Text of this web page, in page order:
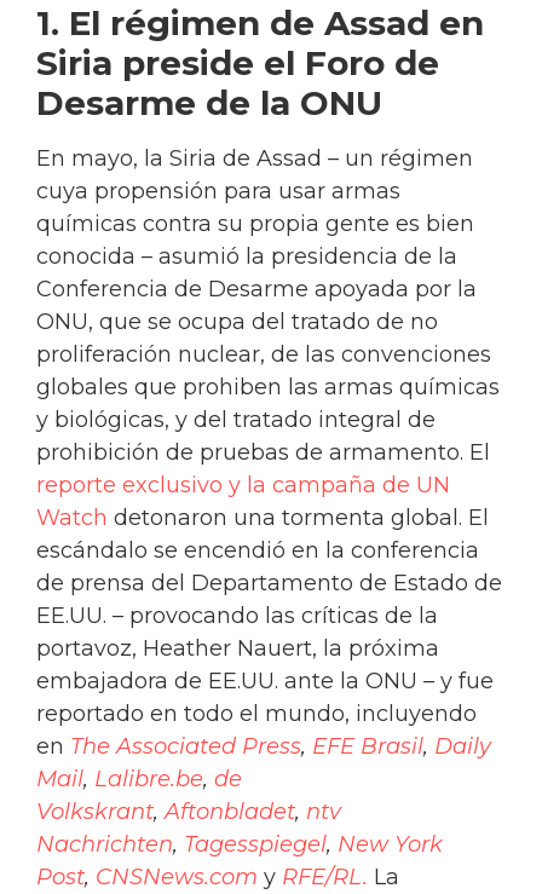
1. El régimen de Assad en
Siria preside el Foro de
Desarme de la ONU
En mayo, la Siria de Assad – un régimen
cuya propensión para usar armas
químicas contra su propia gente es bien
conocida – asumió la presidencia de la
Conferencia de Desarme apoyada por la
ONU, que se ocupa del tratado de no
proliferación nuclear, de las convenciones
globales que prohiben las armas químicas
y biológicas, y del tratado integral de
prohibición de pruebas de armamento. El
reporte exclusivo y la campaña de UN
Watch detonaron una tormenta global. El
escándalo se encendió en la conferencia
de prensa del Departamento de Estado de
EE.UU. – provocando las críticas de la
portavoz, Heather Nauert, la próxima
embajadora de EE.UU. ante la ONU – y fue
reportado en todo el mundo, incluyendo
en The Associated Press, EFE Brasil, Daily
Mail, Lalibre.be, de
Volkskrant,Aftonbladet, ntv
Nachrichten, Tagesspiegel, New York
Post, CNSNews.com y RFE/RL. La